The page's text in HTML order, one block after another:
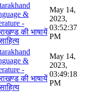
&
-
की भाषायें
May 14,
2023,
03:52:37
PM
&
-
की भाषायें
May 14,
2023,
03:49:18
PM